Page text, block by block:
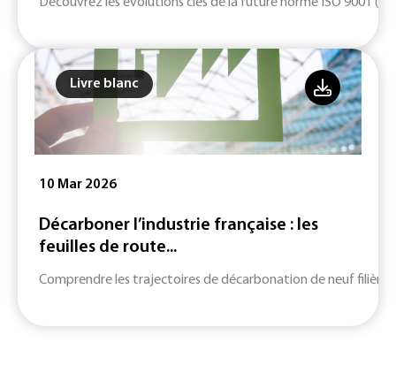
Livre blanc
10 Mar 2026
Décarboner l’industrie française : les
feuilles de route...
Comprendre les trajectoires de décarbonation de neuf